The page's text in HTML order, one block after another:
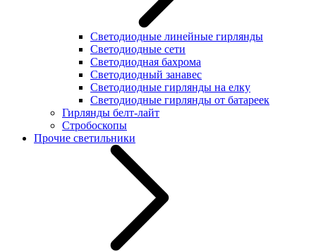
Светодиодные линейные гирлянды
Светодиодные сети
Светодиодная бахрома
Светодиодный занавес
Светодиодные гирлянды на елку
Светодиодные гирлянды от батареек
Гирлянды белт-лайт
Стробоскопы
Прочие светильники